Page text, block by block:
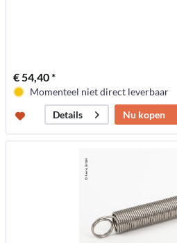
€ 54,40 *
Momenteel niet direct leverbaar
Details
Nu kopen